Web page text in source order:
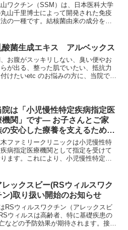
ワクチン（SSM）は、日本医科大学
山千里博士によって開発された免疫
の一種です。結核菌由来の成分を含
。丸山ワクチンの治験をご希望の方
、日本医科大学付属病...
酸菌生成エキス アルベックス
お腹がスッキリしない、臭い便やお
が出る、整った肌でいたい、抵抗力
けたいetc のお悩みの方に、当院では
菌を抑えます。・...
院は「小児慢性特定疾病指定医
機関」です― お子さんとご家
の安心した療養を支えるために
ファミリークリニックは小児慢性特
病指定医療機関として指定を受けて
ます。これにより、小児慢性特定疾
受けていただけます。小児慢性特定
病医療費助成制度とは小児...
レックスビー(RSウィルスワク
ン)取り扱い開始のお知らせ
RSウィルスワクチン（アレックスビ
ウィルスは高齢者、特に基礎疾患の
などの予防効果が期待されます。接種